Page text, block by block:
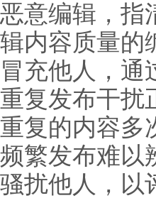
恶意编辑，指
辑内容质量的
冒充他人，通
重复发布干扰
重复的内容多
频繁发布难以
骚扰他人，以